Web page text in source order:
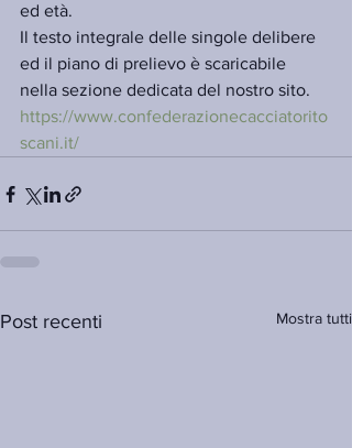
ed età.
Il testo integrale delle singole delibere
ed il piano di prelievo è scaricabile
nella sezione dedicata del nostro sito.
https://www.confederazionecacciatorito
scani.it/
Post recenti Mostra tutti